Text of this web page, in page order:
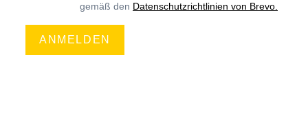
gemäß den Datenschutzrichtlinien von Brevo.
ANMELDEN